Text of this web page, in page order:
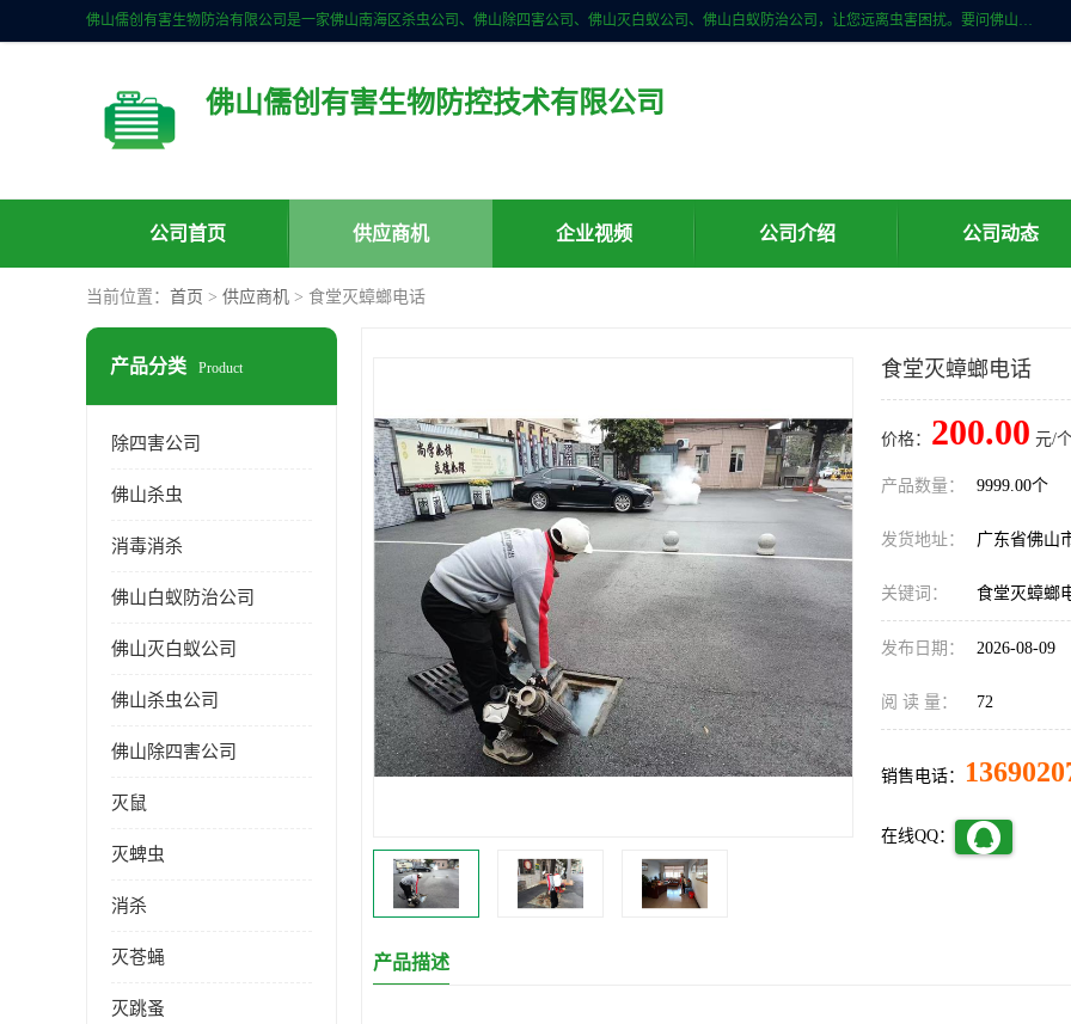
佛山儒创有害生物防治有限公司是一家佛山南海区杀虫公司、佛山除四害公司、佛山灭白蚁公司、佛山白蚁防治公司，让您远离虫害困扰。要问佛山白蚁防治哪家好？佛山儒创有害生物防治有限公司全佛山、广州，正规公司，上门勘查，可靠，售后有保障。
佛山儒创有害生物防控技术有限公司
公司首页 供应商机 企业视频 公司介绍 公司动态
当前位置： 首页 > 供应商机 > 食堂灭蟑螂电话
产品分类 Product
除四害公司
佛山杀虫
消毒消杀
佛山白蚁防治公司
佛山灭白蚁公司
佛山杀虫公司
佛山除四害公司
灭鼠
灭蜱虫
消杀
灭苍蝇
灭跳蚤
食堂灭蟑螂电话
价格： 200.00 元/
产品数量： 9999.00个
发货地址： 广东省佛山
关键词： 食堂灭蟑螂
发布日期： 2026-08-09
阅 读 量： 72
销售电话：
在线QQ：
产品描述